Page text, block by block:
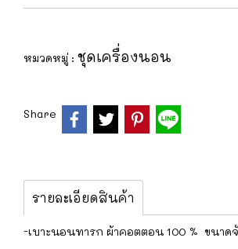
หมวดหมู่ : ชุดเครื่องนอน
Share
รายละเอียดสินค้า
-เบาะนอนทารก ผ้าคอตตอน 100 % ขนาด